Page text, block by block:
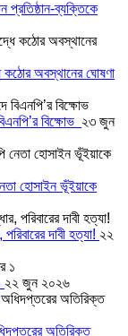
ব্যক্তিকে
কঠোর অবস্থানের ঘোষণা
বিক্ষোভ ২৩ জুন
হোসাইন ভূঁইয়াকে
দাবী হত্যা! ২২
২২ জুন ২০২৬
অতিরিক্ত